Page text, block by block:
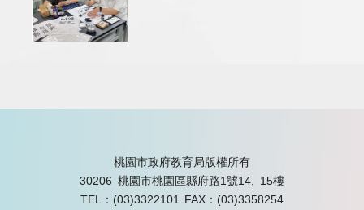
桃園市政府教育局版權所有
30206 桃園市桃園區縣府路1號14, 15樓
TEL：(03)3322101
FAX：(03)3358254